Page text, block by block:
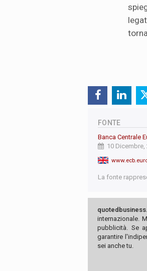
FONTE
Banca Centrale
10 Dicembre,
La fonte
internazionale.
pubblicità. Se
garantire
sei anche tu.